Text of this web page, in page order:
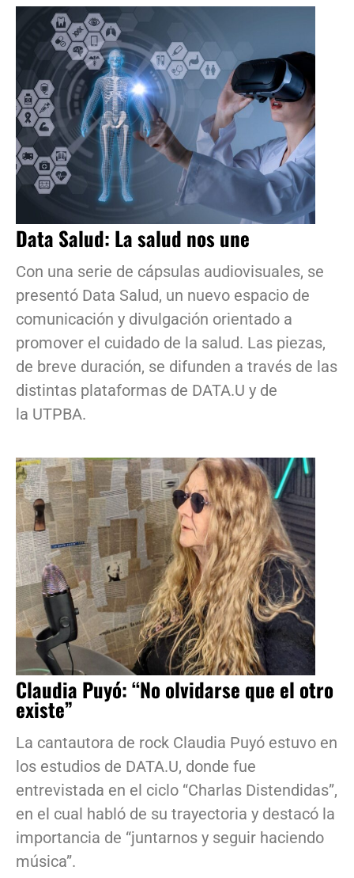
Data Salud: La salud nos une
Con una serie de cápsulas audiovisuales, se
presentó Data Salud, un nuevo espacio de
comunicación y divulgación orientado a
promover el cuidado de la salud. Las piezas,
de breve duración, se difunden a través de las
distintas plataformas de DATA.U y de
la UTPBA.
Claudia Puyó: “No olvidarse que el otro
existe”
La cantautora de rock Claudia Puyó estuvo en
los estudios de DATA.U, donde fue
entrevistada en el ciclo “Charlas Distendidas”,
en el cual habló de su trayectoria y destacó la
importancia de “juntarnos y seguir haciendo
música”.